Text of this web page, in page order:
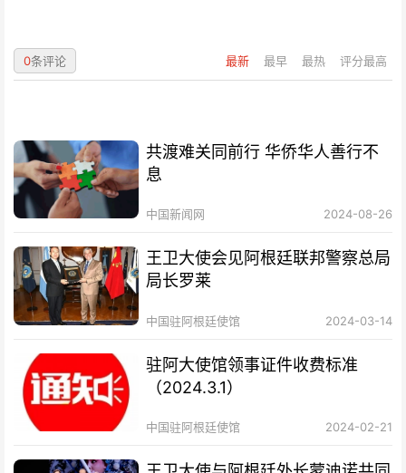
最新 最早 最热 评分最高
0条评论
共渡难关同前行 华侨华人善行不
息
中国新闻网 2024-08-26
王卫大使会见阿根廷联邦警察总局
局长罗莱
中国驻阿根廷使馆 2024-03-14
驻阿大使馆领事证件收费标准
（2024.3.1）
中国驻阿根廷使馆 2024-02-21